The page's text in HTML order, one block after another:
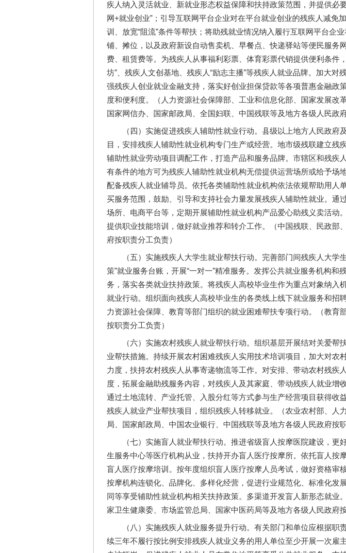
疾人纳入灵活就业、新就业形态权益保障和扶持政策范围，并提供必
网+就业创业”；引导互联网平台企业对在平台就业创业的残疾人减
训、放宽“阻流”条件等帮扶；将助残就业情况纳入履行互联网平台企
铺、摊位，以及政府新设自动售卖机、早餐点、快递驿站等便民服务
费、租赁费等。为残疾人从事福利彩票、体育彩票代销提供便利条件
坊”、残疾人文创基地、残疾人“励志主播”等残疾人就业品牌。加大
强残疾人创业就业金融支持，落实好创业担保贷款等各项普惠金融政
度和便利度。（人力资源社会保障部、工业和信息化部、国家发展改
国家网信办、国家邮政局、全国妇联、中国残联等及地方各级人民政
（四）实施促进残疾人辅助性就业行动。县级以上地方人民政府
目，安排残疾人辅助性就业机构专门生产或经营。地市级残联建立残
辅助性就业劳动项目调配工作，打造产品和服务品牌。市辖区和残疾
有条件的地方可为残疾人辅助性就业机构无偿提供运营场所或给予场
配备残疾人就业辅导员。依托各类辅助性就业机构依法依规帮助用人
买服务范围，鼓励、引导和支持社会力量发展残疾人辅助性就业。通
场所、电商平台等，定期开展辅助性就业机构产品爱心助残义卖活动
提供职业技能培训，做好就业推荐和转介工作。（中国残联、民政部
府按职责分工负责）
（五）实施残疾人大学生就业帮扶行动。完善部门间残疾人大学
策”就业服务台账，开展“一对一”精准服务。发挥公共就业服务机构
务，落实各类就业扶持政策。将残疾人高校毕业生作为重点对象纳入
就业行动。组织面向残疾人高校毕业生的各类线上线下就业服务和招
力资源社会保障、教育等部门组织的就业困难帮扶专项行动。（教
按职责分工负责）
（六）实施农村残疾人就业帮扶行动。组织基层开展结对关爱帮
业帮扶措施。持续开展农村困难残疾人实用技术培训项目，加大对
力度，扶持农村残疾人从事寄递物流等工作。对安排、带动农村残疾
度，拓展金融助残服务内容，对残疾人及其家庭、带动残疾人就业
通过土地流转、产业托管、入股分红等方式参与生产经营项目获得收
残疾人就业产业帮扶项目，组织残疾人转移就业。（农业农村部、人
局、国家邮政局、中国农业银行、中国残联等及地方各级人民政府按
（七）实施盲人就业帮扶行动。推进省级盲人按摩医院建设，更
生服务中心等医疗机构从业，扶持开办盲人医疗按摩所。依托盲人按
盲人医疗按摩培训。按年度组织盲人医疗按摩人员考试，做好资格审
按摩机构连锁化、品牌化、多样化经营，促进行业规范化、标准化发
同等享受辅助性就业机构相关扶持政策。多渠道开发盲人新形态就业
家卫生健康委、市场监管总局、国家中医药局等及地方各级人民政府
（八）实施残疾人就业服务提升行动。有关部门和单位应根据职
续三年不履行按比例安排残疾人就业义务的用人单位至少开展一次雇